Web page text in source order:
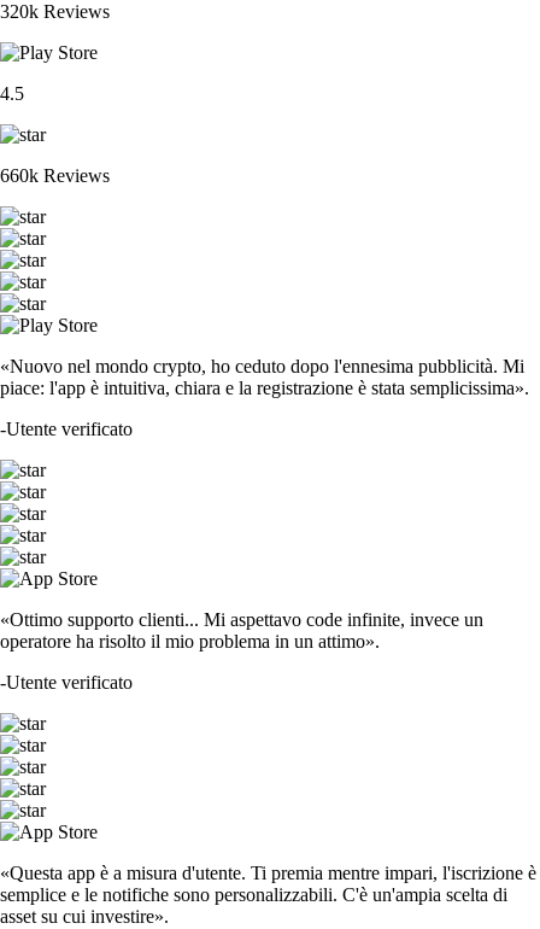
320k Reviews
4.5
660k Reviews
«Nuovo nel mondo crypto, ho ceduto dopo l'ennesima pubblicità. Mi
piace: l'app è intuitiva, chiara e la registrazione è stata semplicissima».
-Utente verificato
«Ottimo supporto clienti... Mi aspettavo code infinite, invece un
operatore ha risolto il mio problema in un attimo».
-Utente verificato
«Questa app è a misura d'utente. Ti premia mentre impari, l'iscrizione è
semplice e le notifiche sono personalizzabili. C'è un'ampia scelta di
asset su cui investire».